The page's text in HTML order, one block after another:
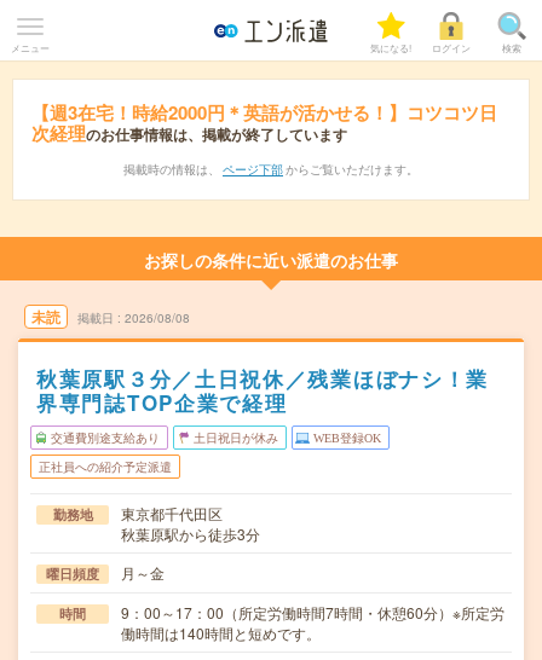
メニュー 気になる! ログイン 検索
【週3在宅！時給2000円＊英語が活かせる！】コツコツ日
次経理のお仕事情報は、掲載が終了しています
掲載時の情報は、 ページ下部 からご覧いただけます。
お探しの条件に近い派遣のお仕事
未読 掲載日 2026/08/08
秋葉原駅３分／土日祝休／残業ほぼナシ！業
界専門誌TOP企業で経理
交通費別途支給あり 土日祝日が休み WEB登録OK
正社員への紹介予定派遣
勤務地
東京都千代田区
秋葉原駅から徒歩3分
曜日頻度 月～金
時間
9：00～17：00（所定労働時間7時間・休憩60分）※所定労
働時間は140時間と短めです。